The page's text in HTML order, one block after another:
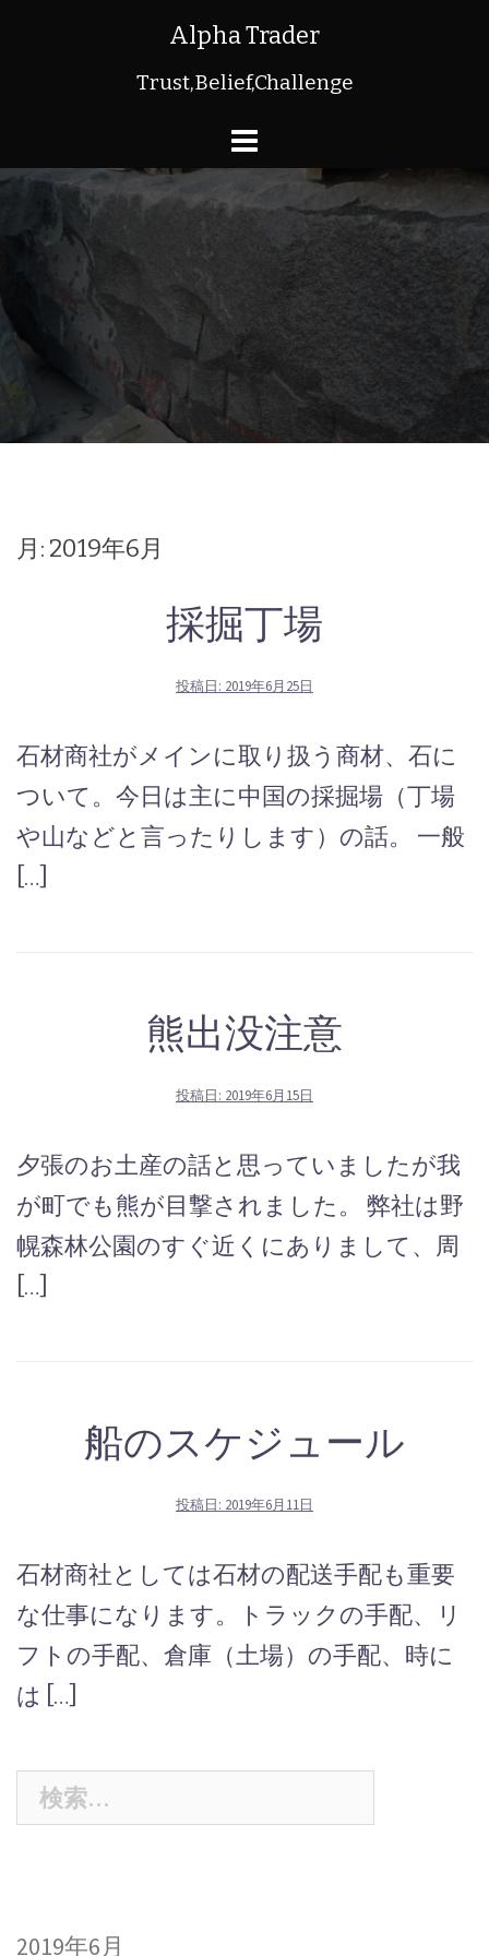
ツ
キ
ッ
プ
Alpha Trader
Trust,Belief,Challenge
月: 2019年6月
採掘丁場
投稿日: 2019年6月25日
石材商社がメインに取り扱う商材、石に
ついて。今日は主に中国の採掘場（丁場
や山などと言ったりします）の話。 一般
[…]
熊出没注意
投稿日: 2019年6月15日
夕張のお土産の話と思っていましたが我
が町でも熊が目撃されました。 弊社は野
幌森林公園のすぐ近くにありまして、周
[…]
船のスケジュール
投稿日: 2019年6月11日
石材商社としては石材の配送手配も重要
な仕事になります。トラックの手配、リ
フトの手配、倉庫（土場）の手配、時に
は […]
索:
2019年6月